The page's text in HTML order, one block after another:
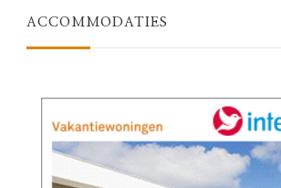
ACCOMMODATIES